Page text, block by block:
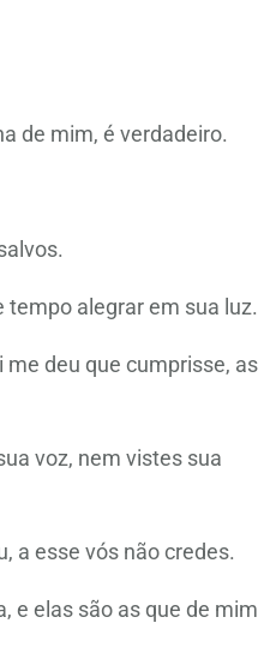
de mim, é verdadeiro.
tempo alegrar em sua luz.
deu que cumprisse, as
voz, nem vistes sua
a esse vós não credes.
e elas são as que de mim